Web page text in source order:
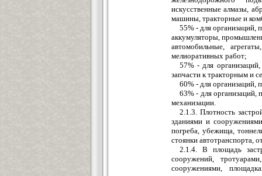
искусственные алмазы,
машины, тракторные и
55% - для организаций,
аккумуляторы,
автомобильные,
мелиоративных работ;
57% - для
запчасти к тракторным и
60% - для
63% - для организаций,
механизации.
2.1.3. Плотность
зданиями и
погреба, убежища,
стоянки автотранспорта,
2.1.4. В площадь
сооружений,
сооружениями,